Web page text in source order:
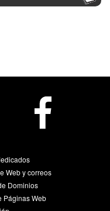
Web y correos
Dominios
Páginas Web